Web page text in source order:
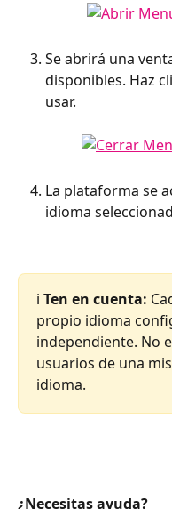
Se abrirá una
disponibles. Haz
usar.
La plataforma se
idioma
ℹ️ Ten en cuenta:
propio idioma
independiente. No
usuarios de una
idioma.
¿Necesitas ayuda?